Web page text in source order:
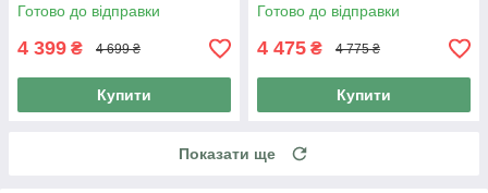
Готово до відправки
4 399 ₴ 4 699 ₴
Купити
Готово до відправки
4 475 ₴ 4 775 ₴
Купити
Показати ще